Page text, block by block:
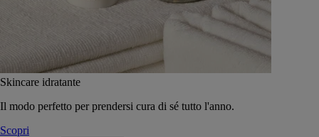
Skincare idratante
Il modo perfetto per prendersi cura di sé tutto l'anno.
Scopri